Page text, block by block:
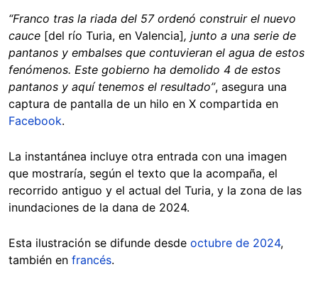
“Franco tras la riada del 57 ordenó construir el nuevo
cauce [del río Turia, en Valencia], junto a una serie de
pantanos y embalses que contuvieran el agua de estos
fenómenos. Este gobierno ha demolido 4 de estos
pantanos y aquí tenemos el resultado”, asegura una
captura de pantalla de un hilo en X compartida en
Facebook.
La instantánea incluye otra entrada con una imagen
que mostraría, según el texto que la acompaña, el
recorrido antiguo y el actual del Turia, y la zona de las
inundaciones de la dana de 2024.
Esta ilustración se difunde desde octubre de 2024,
también en francés.